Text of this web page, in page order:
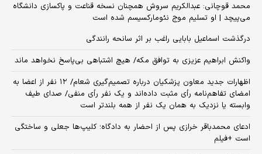
محمد قوچانی: عبدالکریم سروش همچنان نسخه قناعت و پاکسازی دانشگاه
می‌پیچد | او تسلیم موج نئومارکسیسم شده است
درگذشت اسماعیل بابایی راغب بر اثر سانحه رانندگی
واکنش ابراهیم عزیزی به توافق مکه/ هیچ اشتباهی بی‌پاسخ نخواهد ماند
اظهارات جدید معاون پزشکیان درباره تصمیم‌گیری شعام/ ۱۲ نفر از اعضا به
امضای تفاهم‌نامه رأی مثبت داده‌اند و یک نفر رأی منفی/ صدای طیف
وابسته یا نزدیک به همان یک نفر از همه بلندتر است
ادعای محمدباقر خرازی پس از احضار به دادگاه؛ کلیپ‌ها جعلی و ساختگی
است +فیلم